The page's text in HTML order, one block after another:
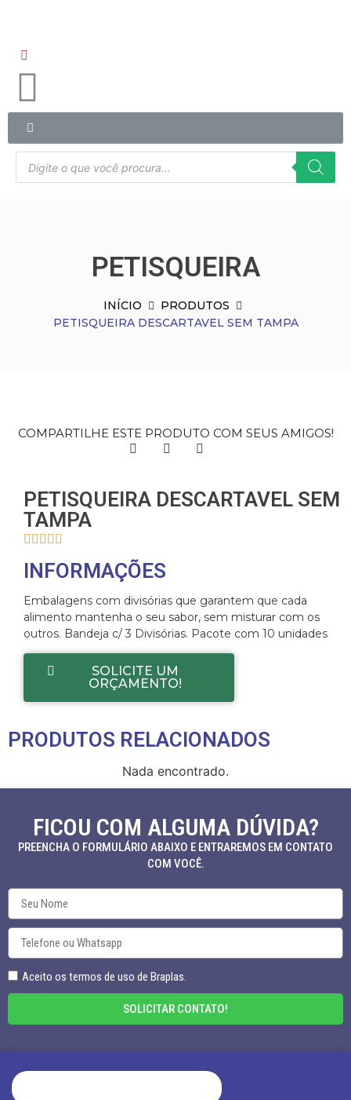
PETISQUEIRA
INÍCIO
PRODUTOS
PETISQUEIRA DESCARTAVEL SEM TAMPA
COMPARTILHE ESTE PRODUTO COM SEUS AMIGOS!
PETISQUEIRA DESCARTAVEL SEM
TAMPA
    
INFORMAÇÕES
Embalagens com divisórias que garantem que cada
alimento mantenha o seu sabor, sem misturar com os
outros. Bandeja c/ 3 Divisórias. Pacote com 10 unidades
SOLICITE UM
ORÇAMENTO!
PRODUTOS RELACIONADOS
Nada encontrado.
FICOU COM ALGUMA DÚVIDA?
PREENCHA O FORMULÁRIO ABAIXO E ENTRAREMOS EM CONTATO
COM VOCÊ.
Aceito os termos de uso de Braplas.
SOLICITAR CONTATO!